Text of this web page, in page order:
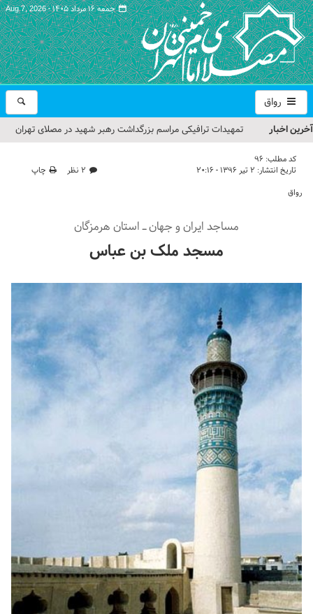
جمعه ۱۶ مرداد ۱۴۰۵ - Aug 7, 2026
رواق
آخرین اخبار
تمهیدات ترافیکی مراسم بزرگداشت رهبر شهید در مصلای تهران
حجت‌الاسلام حاج علی‌اکبری؛ خطیب این هفته نماز جمعه تهران
معظم انقلاب
گزارش تصویری| مراسم نماز بر پیکر امام شهید انقلاب اسلامی ایران
گزارش تصویری| مراسم بزرگداشت آقای شهید ایران
کد مطلب: 96
تاریخ انتشار: ۲ تیر ۱۳۹۶ - ۲۰:۱۶ ۲ نظر
چاپ
رواق
مساجد ایران و جهان ـ استان هرمزگان
مسجد ملک بن عباس